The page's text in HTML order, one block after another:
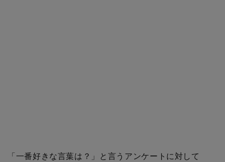
「一番好きな言葉は？」と言うアンケートに対して